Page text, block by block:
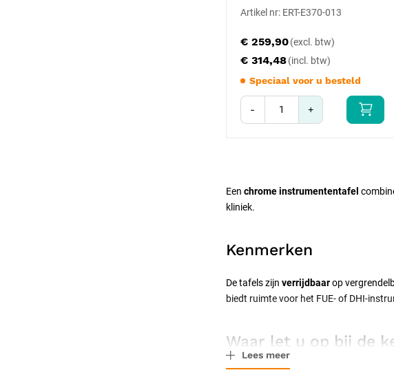
Artikel nr: ERT-E370-013
€ 314,48
€ 259,90
Speciaal voor u besteld
- +
Een chrome instrumententafel
kliniek.
Kenmerken
De tafels zijn verrijdbaarop
biedt ruimte voor het FUE- of DHI-
Waar let u op bij de
Lees meer